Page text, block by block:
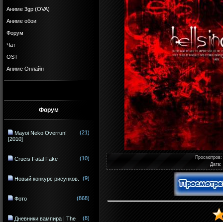
Аниме 3gp (OVA)
Аниме обои
Форум
Чат
OST
Аниме Онлайн
Форум
Mayoi Neko Overrun!
[2010]
(21)
Crucis Fatal Fake (10)
Новый конкурс рисунков. (9)
Фото (868)
Дневники вампира | The
(8)
Просмотров:
Дата: